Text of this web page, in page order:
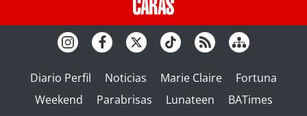
Diario Perfil Noticias Marie Claire
Fortuna
Weekend
Parabrisas Lunateen BATimes